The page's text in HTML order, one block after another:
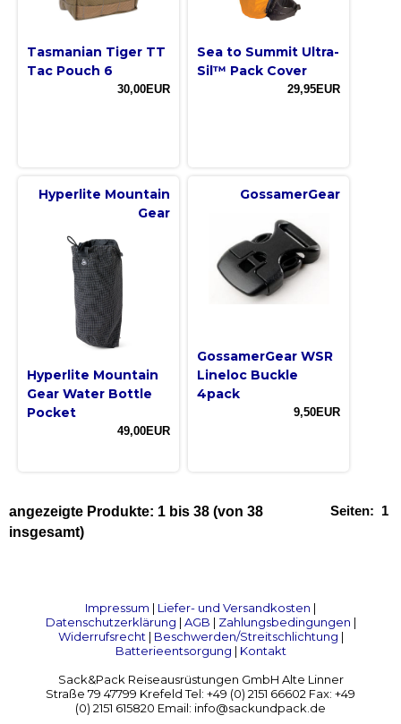
Tasmanian Tiger TT
Tac Pouch 6
30,00EUR
Sea to Summit Ultra-
Sil™ Pack Cover
29,95EUR
Hyperlite Mountain
Gear
Hyperlite Mountain
Gear Water Bottle
Pocket
49,00EUR
GossamerGear
GossamerGear WSR
Lineloc Buckle
4pack
9,50EUR
Seiten: 1
angezeigte Produkte: 1 bis 38 (von 38
insgesamt)
Impressum | Liefer- und Versandkosten |
Datenschutzerklärung | AGB | Zahlungsbedingungen |
Widerrufsrecht| Beschwerden/Streitschlichtung |
Batterieentsorgung | Kontakt
Sack&Pack Reiseausrüstungen GmbH Alte Linner
Straße 79 47799 Krefeld Tel: +49 (0) 2151 66602 Fax: +49
(0) 2151 615820 Email: info@sackundpack.de